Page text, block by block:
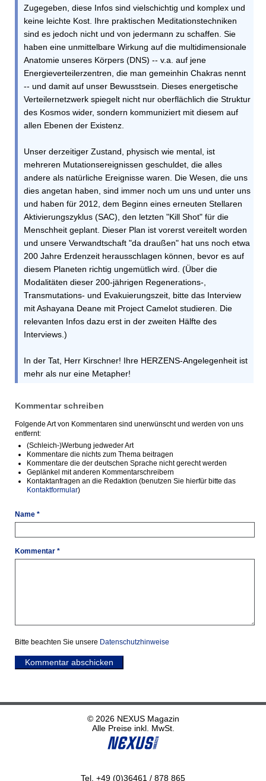
Zugegeben, diese Infos sind vielschichtig und komplex und
keine leichte Kost. Ihre praktischen Meditationstechniken
sind es jedoch nicht und von jedermann zu schaffen. Sie
haben eine unmittelbare Wirkung auf die multidimensionale
Anatomie unseres Körpers (DNS) -- v.a. auf jene
Energieverteilerzentren, die man gemeinhin Chakras nennt
-- und damit auf unser Bewusstsein. Dieses energetische
Verteilernetzwerk spiegelt nicht nur oberflächlich die Struktur
des Kosmos wider, sondern kommuniziert mit diesem auf
allen Ebenen der Existenz.
Unser derzeitiger Zustand, physisch wie mental, ist
mehreren Mutationsereignissen geschuldet, die alles
andere als natürliche Ereignisse waren. Die Wesen, die uns
dies angetan haben, sind immer noch um uns und unter uns
und haben für 2012, dem Beginn eines erneuten Stellaren
Aktivierungszyklus (SAC), den letzten "Kill Shot" für die
Menschheit geplant. Dieser Plan ist vorerst vereitelt worden
und unsere Verwandtschaft "da draußen" hat uns noch etwa
200 Jahre Erdenzeit herausschlagen können, bevor es auf
diesem Planeten richtig ungemütlich wird. (Über die
Modalitäten dieser 200-jährigen Regenerations-,
Transmutations- und Evakuierungszeit, bitte das Interview
mit Ashayana Deane mit Project Camelot studieren. Die
relevanten Infos dazu erst in der zweiten Hälfte des
Interviews.)
In der Tat, Herr Kirschner! Ihre HERZENS-Angelegenheit ist
mehr als nur eine Metapher!
Kommentar schreiben
Folgende Art von Kommentaren sind unerwünscht und werden von uns
entfernt:
(Schleich-)Werbung jedweder Art
Kommentare die nichts zum Thema beitragen
Kommentare die der deutschen Sprache nicht gerecht werden
Geplänkel mit anderen Kommentarschreibern
Kontaktanfragen an die Redaktion (benutzen Sie hierfür bitte das
Kontaktformular)
Name *
Kommentar *
Bitte beachten Sie unsere Datenschutzhinweise
Kommentar abschicken
© 2026 NEXUS Magazin
Alle Preise inkl. MwSt.
Tel. +49 (0)36461 / 878 865